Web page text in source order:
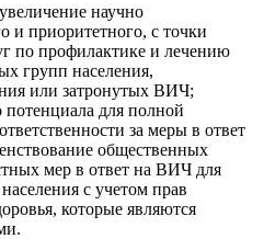
научно
и приоритетного, с точки
по профилактике и лечению
групп населения,
или затронутых ВИЧ;
для полной
за меры в ответ
общественных
мер в ответ на ВИЧ для
с учетом прав
которые являются